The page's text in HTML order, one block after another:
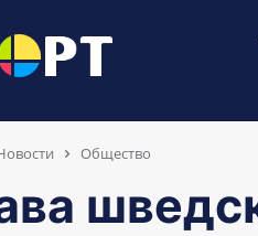
Общество